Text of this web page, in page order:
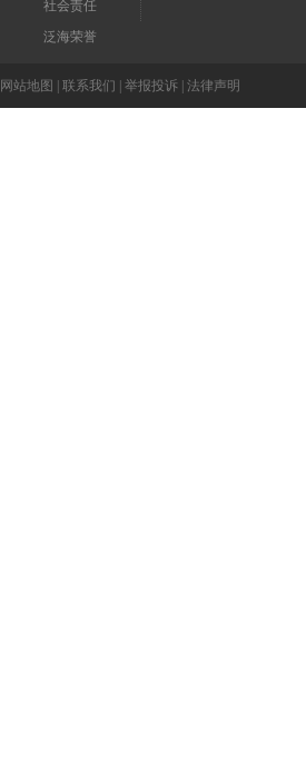
社会责任
泛海荣誉
网站地图 联系我们 举报投诉 法律声明